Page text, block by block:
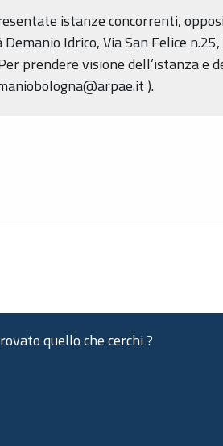
istanze concorrenti,
Idrico, Via San Felice n.25,
prendere visione dell’istanza e
).
quello che cerchi ?